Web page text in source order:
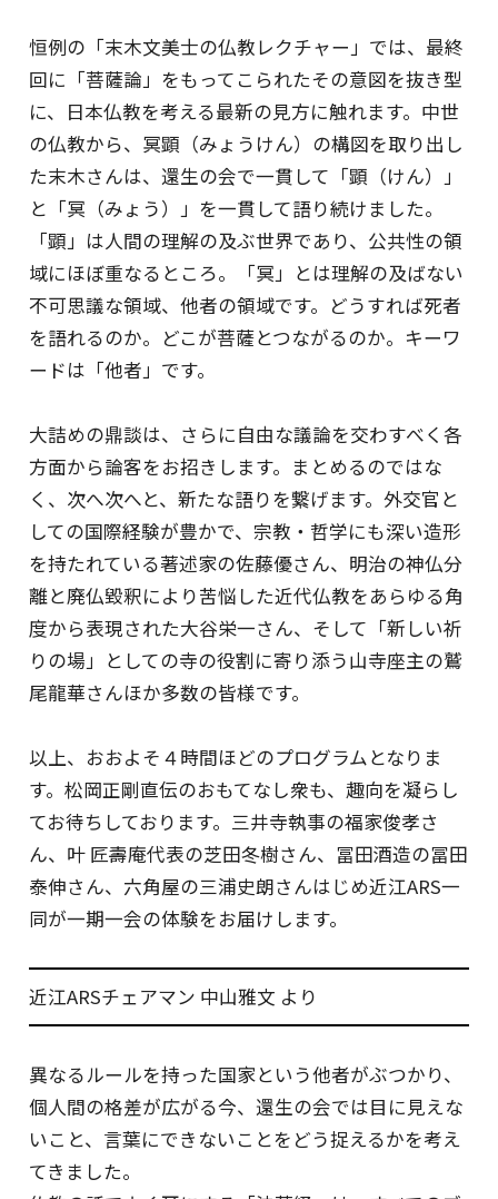
恒例の「末木文美士の仏教レクチャー」では、最終
回に「菩薩論」をもってこられたその意図を抜き型
に、日本仏教を考える最新の見方に触れます。中世
の仏教から、冥顕（みょうけん）の構図を取り出し
た末木さんは、還生の会で一貫して「顕（けん）」
と「冥（みょう）」を一貫して語り続けました。
「顕」は人間の理解の及ぶ世界であり、公共性の領
域にほぼ重なるところ。「冥」とは理解の及ばない
不可思議な領域、他者の領域です。どうすれば死者
を語れるのか。どこが菩薩とつながるのか。キーワ
ードは「他者」です。
大詰めの鼎談は、さらに自由な議論を交わすべく各
方面から論客をお招きします。まとめるのではな
く、次へ次へと、新たな語りを繋げます。外交官と
しての国際経験が豊かで、宗教・哲学にも深い造形
を持たれている著述家の佐藤優さん、明治の神仏分
離と廃仏毀釈により苦悩した近代仏教をあらゆる角
度から表現された大谷栄一さん、そして「新しい祈
りの場」としての寺の役割に寄り添う山寺座主の鷲
尾龍華さんほか多数の皆様です。
以上、おおよそ４時間ほどのプログラムとなりま
す。松岡正剛直伝のおもてなし衆も、趣向を凝らし
てお待ちしております。三井寺執事の福家俊孝さ
ん、叶 匠壽庵代表の芝田冬樹さん、冨田酒造の冨田
泰伸さん、六角屋の三浦史朗さんはじめ近江ARS一
同が一期一会の体験をお届けします。
近江ARSチェアマン 中山雅文 より
異なるルールを持った国家という他者がぶつかり、
個人間の格差が広がる今、還生の会では目に見えな
いこと、言葉にできないことをどう捉えるかを考え
てきました。